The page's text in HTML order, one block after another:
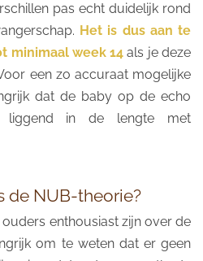
pas echt duidelijk rond
Het is dus aan te
minimaal week 14 als je deze
een zo accuraat mogelijke
dat de baby op de echo
liggend in de lengte met
de NUB-theorie?
enthousiast zijn over de
om te weten dat er geen